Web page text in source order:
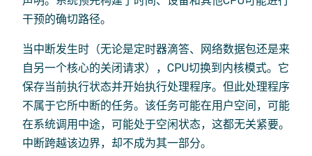
干预的确切路径。
当中断发生时（无论是定时器滴答、网络数据包还是来
自另一个核心的关闭请求），CPU切换到内核模式。它
保存当前执行状态并开始执行处理程序。但此处理程序
不属于它所中断的任务。该任务可能在用户空间，可能
在系统调用中途，可能处于空闲状态，这都无关紧要。
中断跨越该边界，却不成为其一部分。